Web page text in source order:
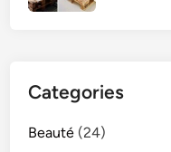
Categories
Beauté (24)